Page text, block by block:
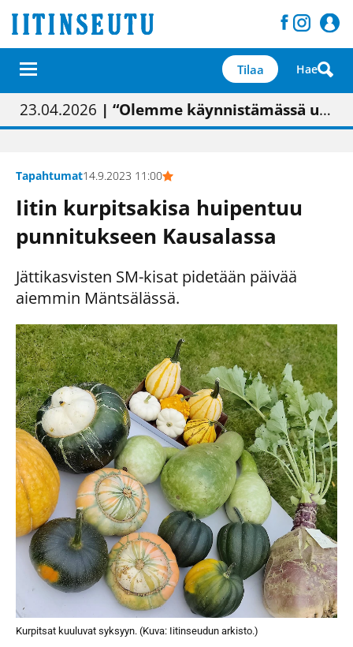
Tilaa Hae
01.02.2026 | Painon vaihtumisen pitäisi näkyä hieman parempana painojäljen laatuna lehdessä
05.02.2026 | Uudistettu kunnantalo on valoisa
23.04.2026 | “Olemme käynnistämässä uudelleen keskustavisiotyön”
09.05.2026| "Maalla on totuttu elämään omavaraisemmin kuin kaupungissa"
Tapahtumat14.9.2023 11:00
Iitin kurpitsakisa huipentuu
punnitukseen Kausalassa
Jättikasvisten SM-kisat pidetään päivää
aiemmin Mäntsälässä.
Kurpitsat kuuluvat syksyyn. (Kuva: Iitinseudun arkisto.)